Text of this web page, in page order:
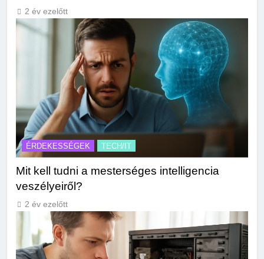
2 év ezelőtt
ÉRDEKESSÉGEK TECH/IT
Mit kell tudni a mesterséges intelligencia
veszélyeiről?
2 év ezelőtt